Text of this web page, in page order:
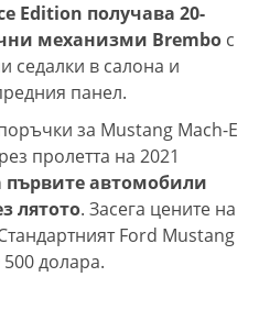
Edition получава 20-
механизми Brembo с
седалки в салона и
панел.
за Mustang Mach-E
пролетта на 2021
първите автомобили
лятото. Засега цените на
Ford Mustang
500 долара.